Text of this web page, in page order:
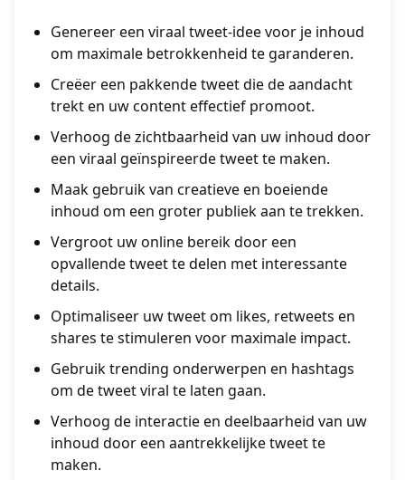
Genereer een viraal tweet-idee voor je inhoud
om maximale betrokkenheid te garanderen.
Creëer een pakkende tweet die de aandacht
trekt en uw content effectief promoot.
Verhoog de zichtbaarheid van uw inhoud door
een viraal geïnspireerde tweet te maken.
Maak gebruik van creatieve en boeiende
inhoud om een groter publiek aan te trekken.
Vergroot uw online bereik door een
opvallende tweet te delen met interessante
details.
Optimaliseer uw tweet om likes, retweets en
shares te stimuleren voor maximale impact.
Gebruik trending onderwerpen en hashtags
om de tweet viral te laten gaan.
Verhoog de interactie en deelbaarheid van uw
inhoud door een aantrekkelijke tweet te
maken.